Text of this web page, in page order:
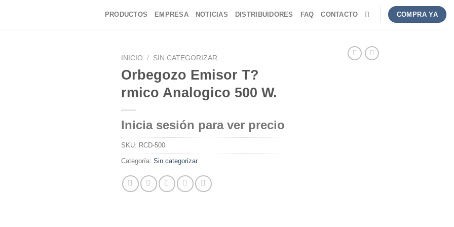
PRODUCTOS EMPRESA NOTICIAS DISTRIBUIDORES FAQ CONTACTO COMPRA YA
INICIO / SIN CATEGORIZAR
Orbegozo Emisor T?
rmico Analogico 500 W.
Inicia sesión para ver precio
SKU: RCD-500
Categoría: Sin categorizar